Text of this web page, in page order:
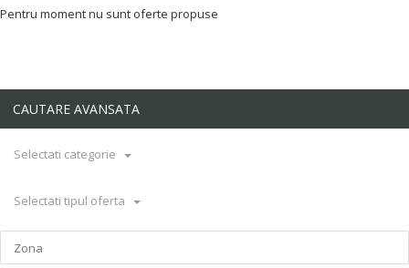
Pentru moment nu sunt oferte propuse
CAUTARE AVANSATA
Selectati categorie
Selectati tipul oferta